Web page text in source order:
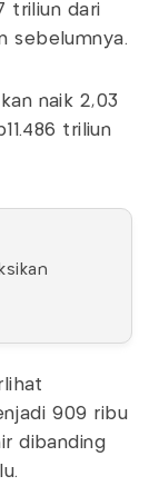
triliun dari
sebelumnya.
naik 2,03
triliun
909 ribu
dibanding